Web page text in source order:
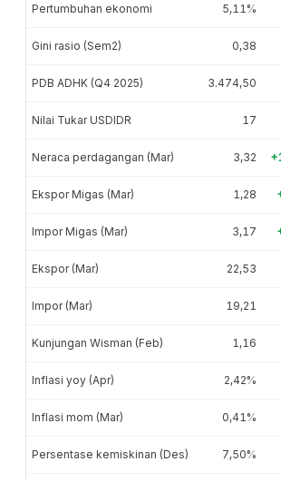
Pertumbuhan ekonomi 5,11%
Gini rasio (Sem2) 0,38
PDB ADHK (Q4 2025) 3.474,50
Nilai Tukar USDIDR 17
Neraca perdagangan (Mar) 3,32
Ekspor Migas (Mar) 1,28
Impor Migas (Mar) 3,17
Ekspor (Mar) 22,53
Impor (Mar) 19,21
Kunjungan Wisman (Feb) 1,16
Inflasi yoy (Apr) 2,42%
Inflasi mom (Mar) 0,41%
Persentase kemiskinan (Des) 7,50%